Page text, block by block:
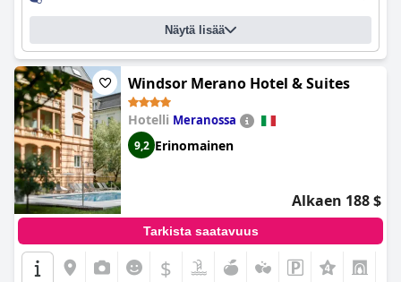
Näytä lisää
Windsor Merano Hotel & Suites
Hotelli Meranossa
9,2 Erinomainen
Alkaen 188 $
Tarkista saatavuus
$